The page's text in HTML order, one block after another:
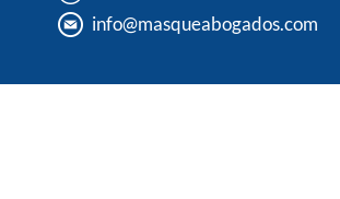
info@masqueabogados.com